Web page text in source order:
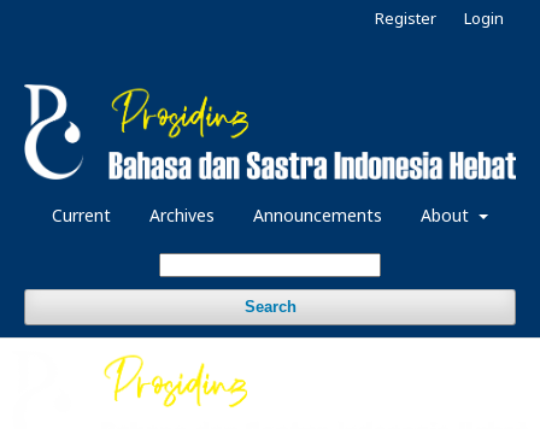
Current Archives Announcements About
Search
Register Login